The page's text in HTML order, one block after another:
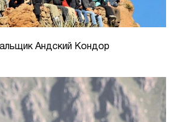
Андский Кондор